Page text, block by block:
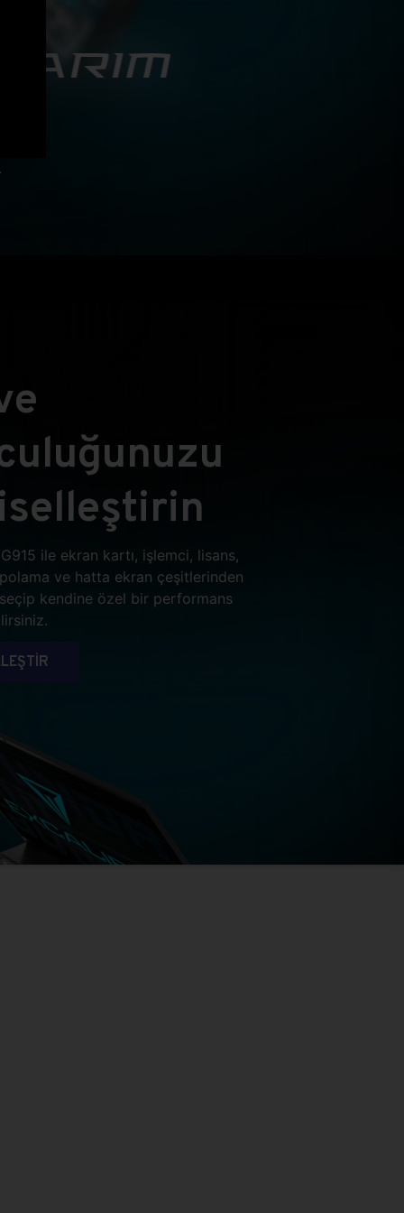
ile ekran kartı, işlemci, lisans,
ve hatta ekran çeşitlerinden
kendine özel bir performans